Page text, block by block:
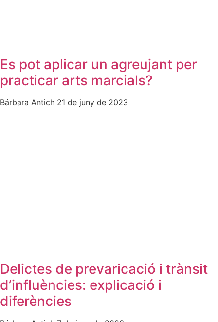
Es pot aplicar un agreujant per
practicar arts marcials?
Bárbara Antich 21 de juny de 2023
Delictes de prevaricació i trànsit
d’influències: explicació i
diferències